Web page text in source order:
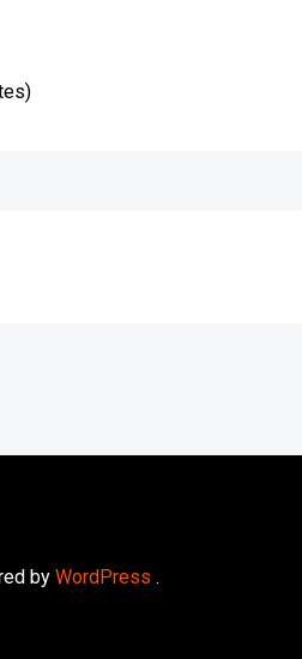
byWordPress .